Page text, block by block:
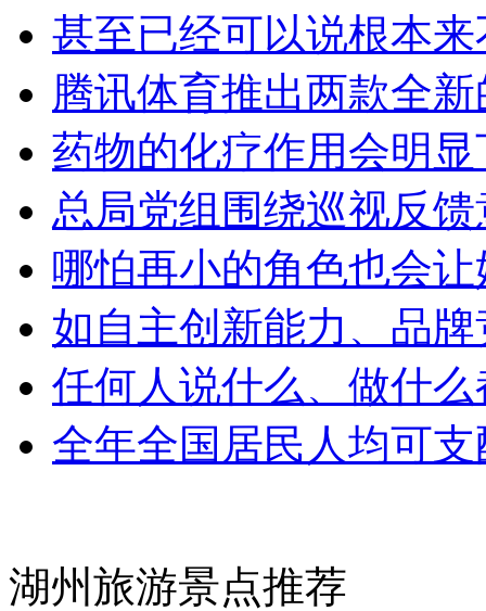
甚至已经可以说根本
腾讯体育推出两款全
药物的化疗作用会明
总局党组围绕巡视反
哪怕再小的角色也会
如自主创新能力、品
任何人说什么、做什
全年全国居民人均可支
湖州旅游景点推荐